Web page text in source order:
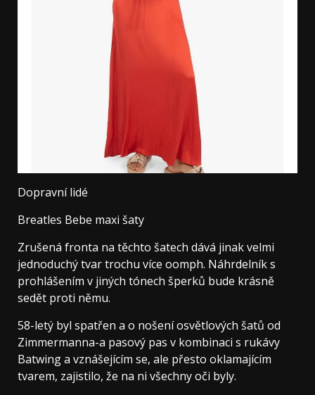
Dopravní lidé
Breatles Bebe maxi šaty
Zrušená fronta na těchto šatech dává jinak velmi
jednoduchý tvar trochu více oomph. Náhrdelník s
prohlášením v jiných tónech šperků bude krásně
sedět proti němu.
58-letý byl spatřen a o nošení osvětlových šatů od
Zimmermanna-a pasový pas v kombinaci s rukávy
Batwing a vznášejícím se, ale přesto oklamajícím
tvarem, zajistilo, že na ni všechny oči byly.